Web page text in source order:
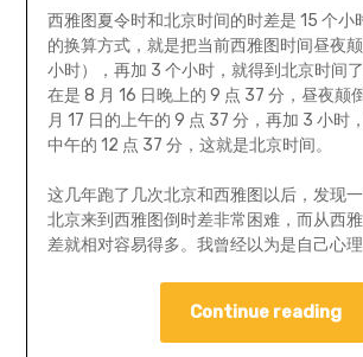
西雅图夏令时和北京时间的时差是 15 个小
的换算方式，就是把当前西雅图时间昼夜
小时），再加 3 个小时，就得到北京时间
在是 8 月 16 日晚上的 9 点 37 分，昼夜颠
月 17 日的上午的 9 点 37 分，再加 3 小时
中午的 12 点 37 分，这就是北京时间。
这几年跑了几次北京和西雅图以后，发现
北京来到西雅图倒时差非常困难，而从西
差就相对容易得多。我曾经以为是自己心
Continue reading